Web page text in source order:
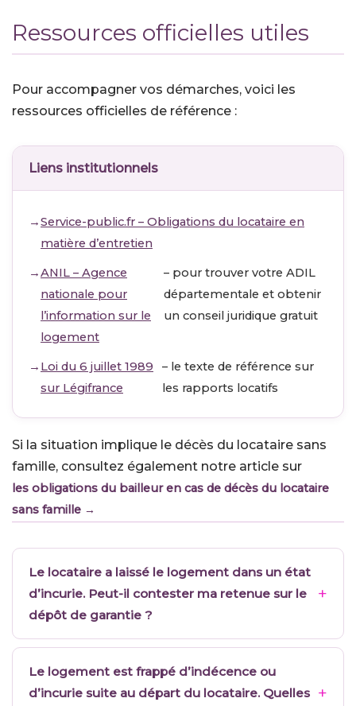
Ressources officielles utiles
Pour accompagner vos démarches, voici les
ressources officielles de référence :
Liens institutionnels
Service-public.fr – Obligations du locataire en
matière d’entretien
ANIL – Agence
nationale pour
l’information sur le
logement
– pour trouver votre ADIL
départementale et obtenir
un conseil juridique gratuit
Loi du 6 juillet 1989
sur Légifrance
– le texte de référence sur
les rapports locatifs
Si la situation implique le décès du locataire sans
famille, consultez également notre article sur
les obligations du bailleur en cas de décès du locataire
sans famille →
Le locataire a laissé le logement dans un état
d’incurie. Peut-il contester ma retenue sur le
dépôt de garantie ?
Le logement est frappé d’indécence ou
d’incurie suite au départ du locataire. Quelles